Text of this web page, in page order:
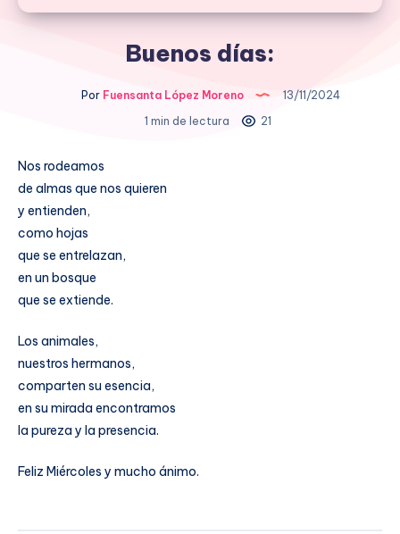
Buenos días:
PorFuensanta López Moreno
13/11/2024
1 min de lectura
21
Nos rodeamos
de almas que nos quieren
y entienden,
como hojas
que se entrelazan,
en un bosque
que se extiende.
Los animales,
nuestros hermanos,
comparten su esencia,
en su mirada encontramos
la pureza y la presencia.
Feliz Miércoles y mucho ánimo.